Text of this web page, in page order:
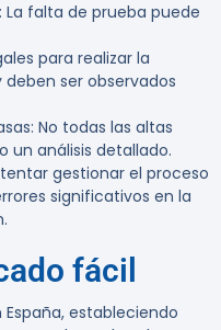
: La falta de prueba puede
para realizar la
ser observados
: No todas las altas
un análisis detallado.
gestionar el proceso
significativos en la
fácil
estableciendo